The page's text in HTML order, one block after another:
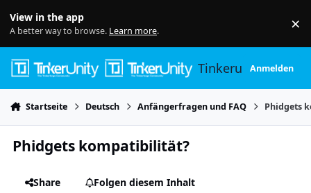
View in the app
A better way to browse. Learn more. ×
TinkerunityAnmelden
Startseite Deutsch Anfängerfragen und FAQ Phidgets
Phidgets kompatibilität?
Share
Folgen diesem Inhalt